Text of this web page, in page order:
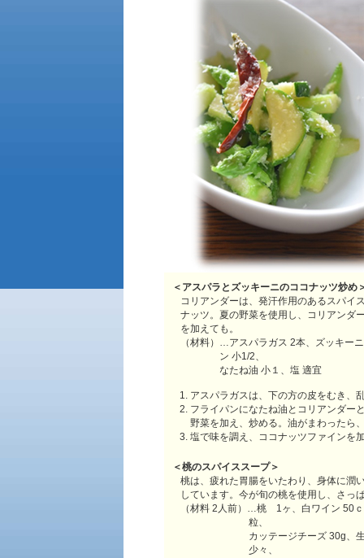
＜ アスパラとズッキーニのココナッツ炒め
コリアンダーは、発汗作用のあるスパイ
ナッツ。夏の野菜を使用し、コリアンダ
を加えても。
（材料）…アスパラガス 2本、ズッキー
ン 小1/2、
なたね油 小１、塩 適宜
アスパラガスは、下の方の皮をむき、
フライパンになたね油とコリアンダー
野菜を加え、炒める。油がまわったら
塩で味を調え、ココナッツファインを
＜桃のスパイススープ＞
桃は、疲れた胃腸をいたわり、身体に潤
しています。今が旬の桃を使用し、さっ
（材料 2人前）…桃 1ヶ、白ワイン 50
粒、
カッテージチーズ 30g
少々、